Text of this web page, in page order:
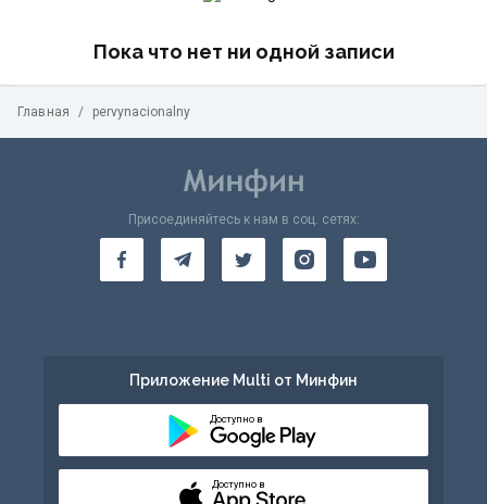
Пока что нет ни одной записи
Главная / pervynacionalny
Присоединяйтесь к нам в соц. сетях:
Приложение Multi от Минфин
Доступно в
Доступно в